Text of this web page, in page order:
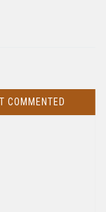
COMMENTED